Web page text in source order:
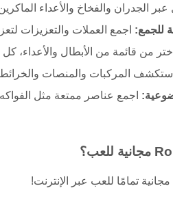
عبر الجدران والفخاخ والأعداء
للجمع: اجمع العملات والتعزيزات
اختر من قائمة من الأبطال والأعداء،
استكشف المركبات والمنصات
اجمع عناصر ممتعة مثل